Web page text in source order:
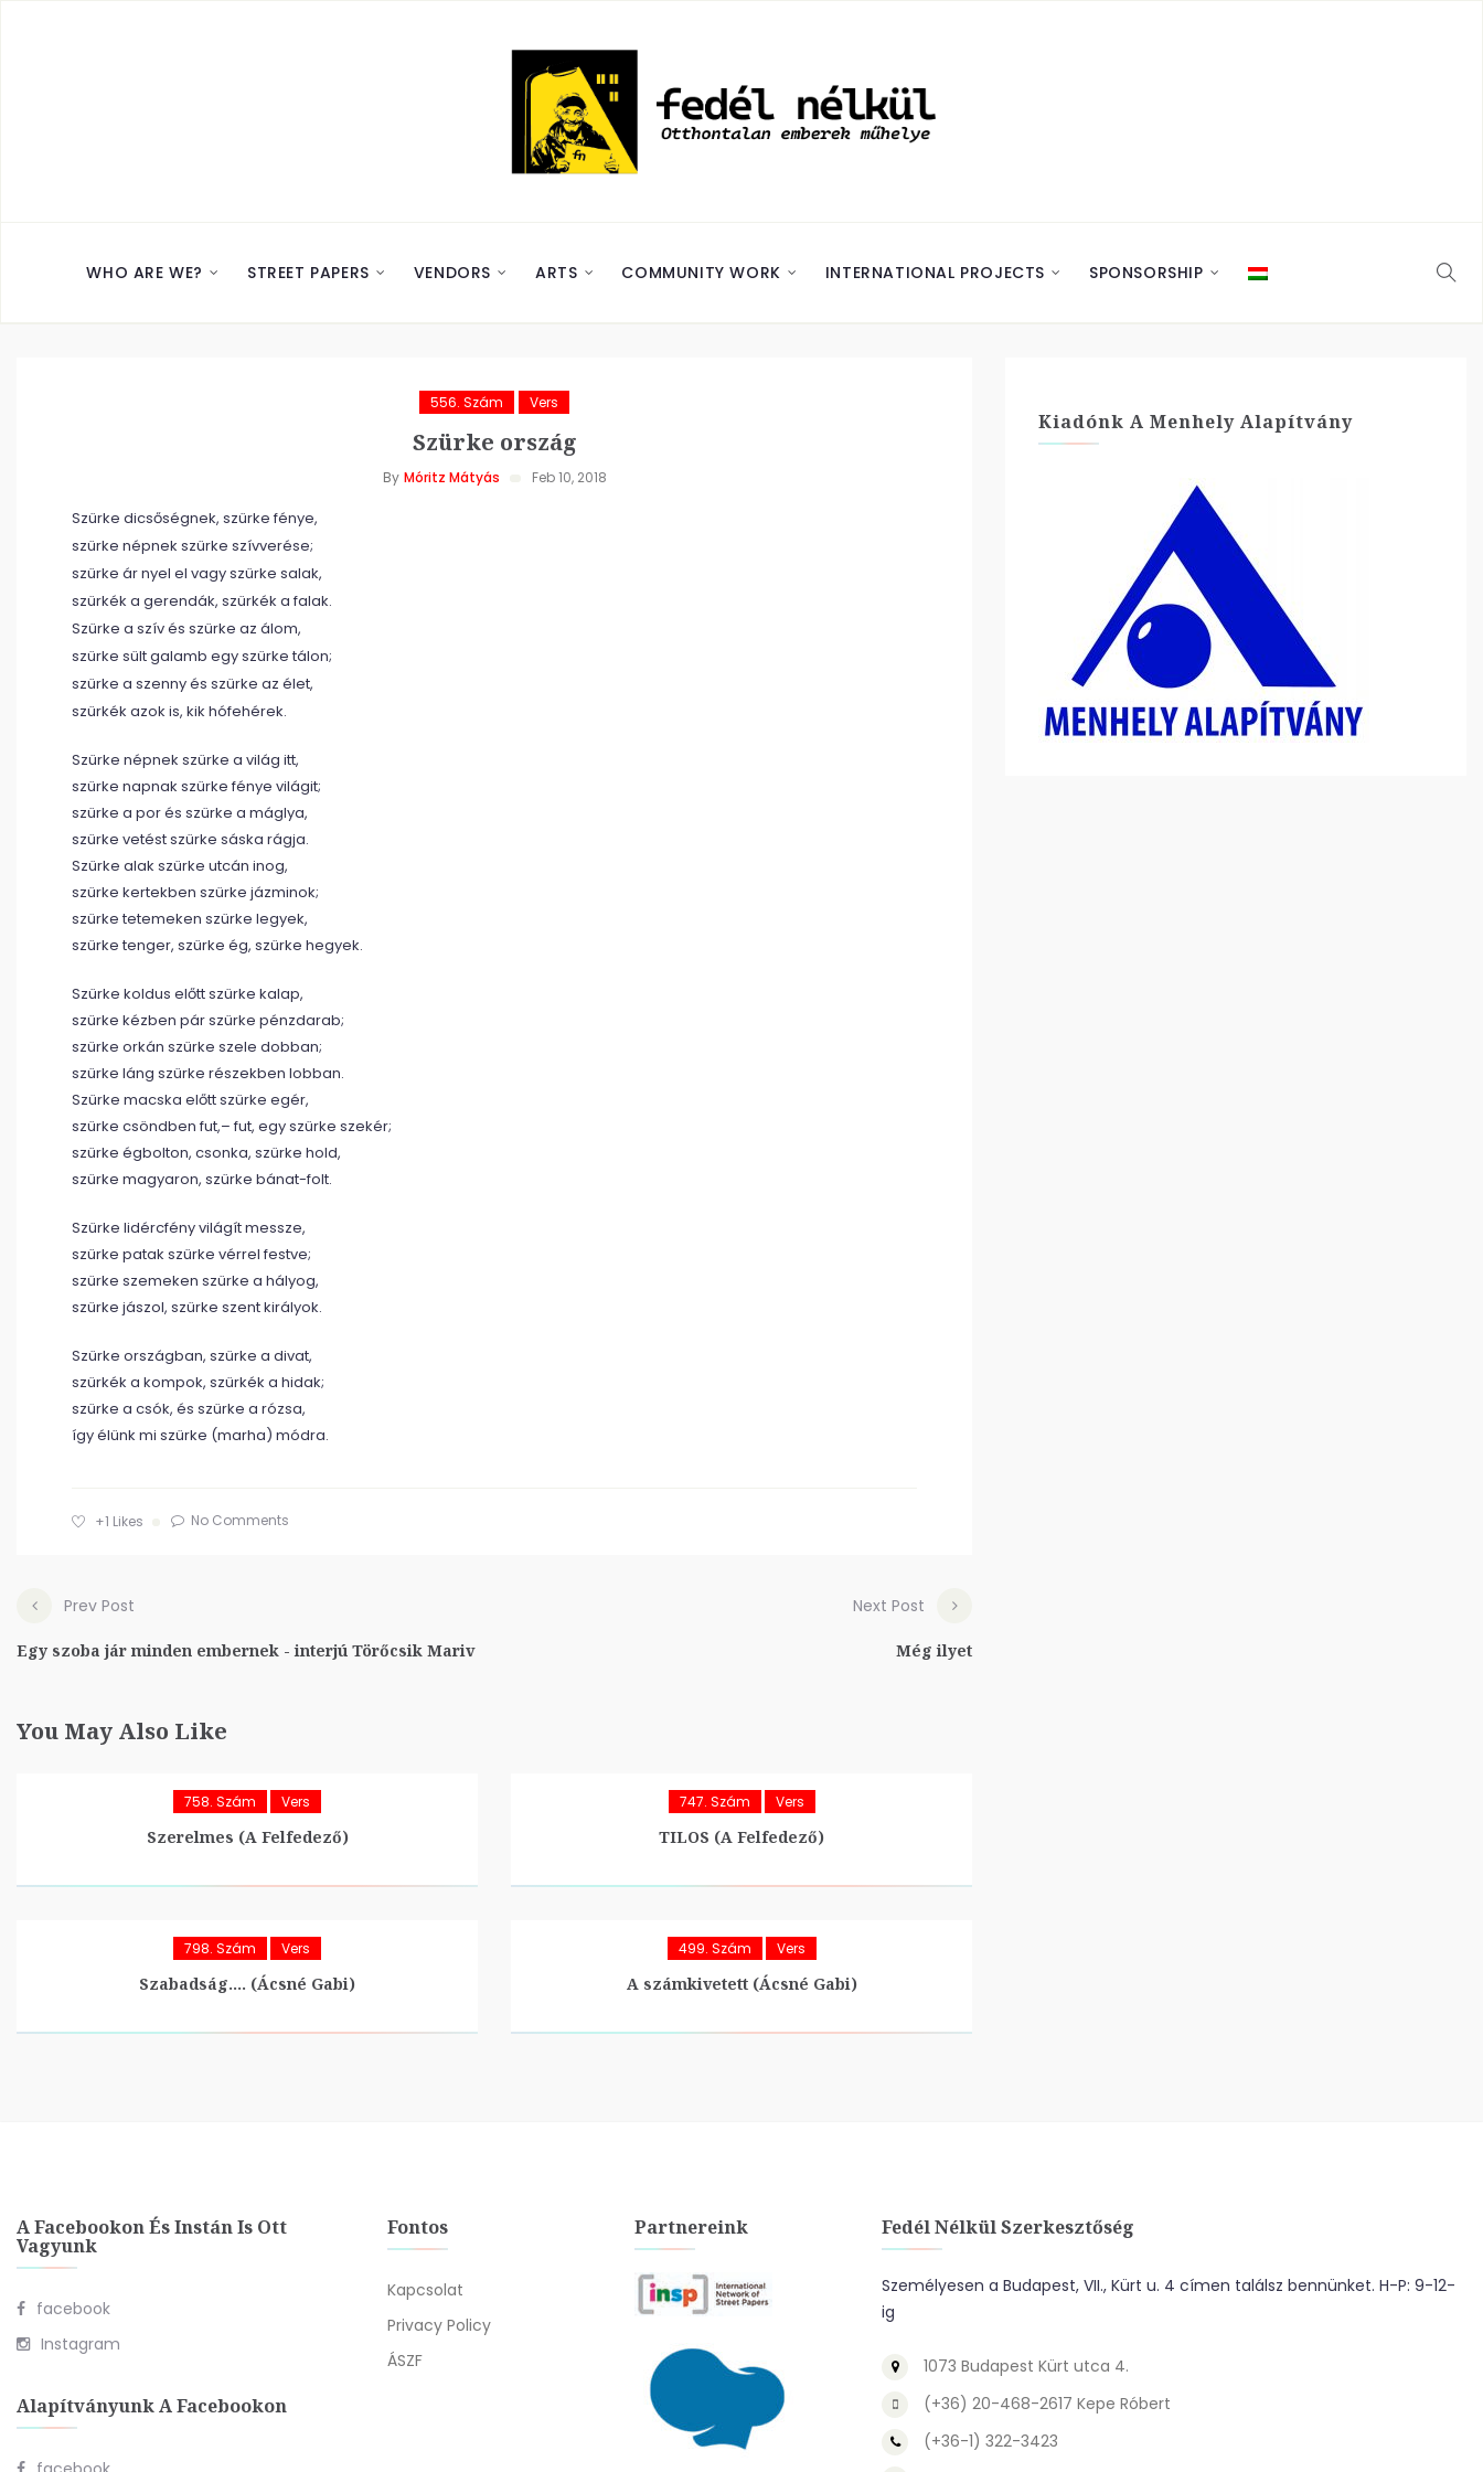
WHO ARE WE? STREET PAPERS VENDORS ARTS COMMUNITY WORK INTERNATIONAL PROJECTS SPONSORSHIP
556. Szám Vers
Szürke ország
By Móritz Mátyás Feb 10, 2018
Szürke dicsőségnek, szürke fénye,
szürke népnek szürke szívverése;
szürke ár nyel el vagy szürke salak,
szürkék a gerendák, szürkék a falak.
Szürke a szív és szürke az álom,
szürke sült galamb egy szürke tálon;
szürke a szenny és szürke az élet,
szürkék azok is, kik hófehérek.
Szürke népnek szürke a világ itt,
szürke napnak szürke fénye világit;
szürke a por és szürke a máglya,
szürke vetést szürke sáska rágja.
Szürke alak szürke utcán inog,
szürke kertekben szürke jázminok;
szürke tetemeken szürke legyek,
szürke tenger, szürke ég, szürke hegyek.
Szürke koldus előtt szürke kalap,
szürke kézben pár szürke pénzdarab;
szürke orkán szürke szele dobban;
szürke láng szürke részekben lobban.
Szürke macska előtt szürke egér,
szürke csöndben fut,– fut, egy szürke szekér;
szürke égbolton, csonka, szürke hold,
szürke magyaron, szürke bánat-folt.
Szürke lidércfény világít messze,
szürke patak szürke vérrel festve;
szürke szemeken szürke a hályog,
szürke jászol, szürke szent királyok.
Szürke országban, szürke a divat,
szürkék a kompok, szürkék a hidak;
szürke a csók, és szürke a rózsa,
így élünk mi szürke (marha) módra.
+1 Likes No Comments
Prev Post
Egy szoba jár minden embernek - interjú Törőcsik Mariv
Next Post
Még ilyet
You May Also Like
758. Szám Vers
Szerelmes (A Felfedező)
747. Szám Vers
TILOS (A Felfedező)
798. Szám Vers
Szabadság…. (Ácsné Gabi)
499. Szám Vers
A számkivetett (Ácsné Gabi)
Kiadónk A Menhely Alapítvány
A Facebookon És Instán Is Ott
Vagyunk
facebook
Instagram
Alapítványunk A Facebookon
Fontos
Kapcsolat
Privacy Policy
ÁSZF
Partnereink Fedél Nélkül Szerkesztőség
Személyesen a Budapest, VII., Kürt u. 4 címen találsz bennünket. H-P: 9-12-
ig
1073 Budapest Kürt utca 4.
(+36) 20-468-2617 Kepe Róbert
(+36-1) 322-3423